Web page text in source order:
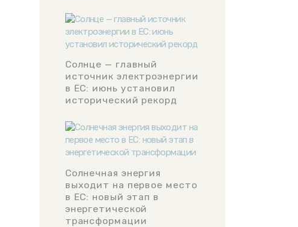
Солнце — главный
источник электроэнергии
в ЕС: июнь установил
исторический рекорд
Солнечная энергия
выходит на первое место
в ЕС: новый этап в
энергетической
трансформации